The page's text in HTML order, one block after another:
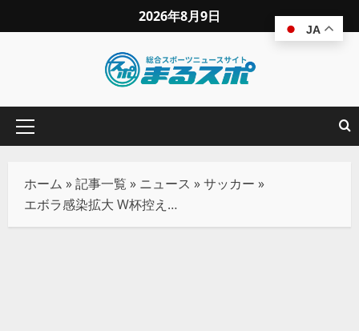
2026年8月9日
ホーム »記事一覧 » ニュース »サッカー »
エボラ感染拡大 W杯控え北中米3カ国が連携へ コンゴ代表に隔離措置
JA